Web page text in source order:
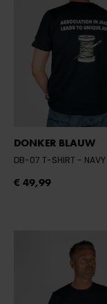
DONKER BLAUW
DB-07 T-SHIRT - NAVY
€ 49,99